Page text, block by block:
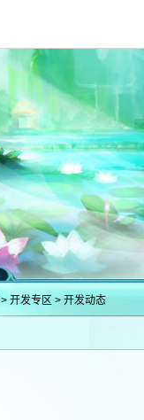
> 开发专区 > 开发动态